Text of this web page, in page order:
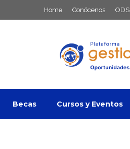
al
Home Conócenos ODS
Becas Cursos y Eventos